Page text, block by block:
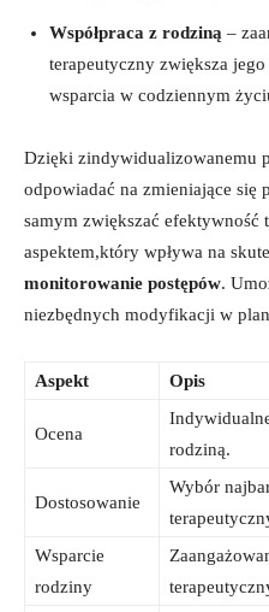
Współpraca z rodziną –
terapeutyczny zwiększa
wsparcia w codziennym
Dzięki zindywidualizowanemu
odpowiadać na zmieniające się
samym zwiększać efektywność
aspektem,który wpływa na
monitorowanie postępów.
niezbędnych modyfikacji w
Aspekt Opis
Ocena
rodziną.
Dostosowanie
Wybór
Wsparcie
rodziny